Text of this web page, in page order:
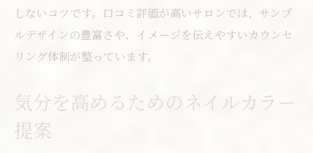
しないコツです。口コミ評価が高いサロンでは、サンプ
ルデザインの豊富さや、イメージを伝えやすいカウンセ
リング体制が整っています。
気分を高めるためのネイルカラー
提案